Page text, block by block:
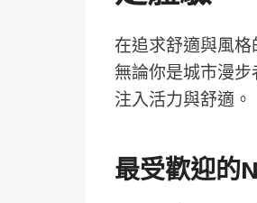
在追求舒適與風格
無論你是城市漫
注入活力與舒適。
最受歡迎的